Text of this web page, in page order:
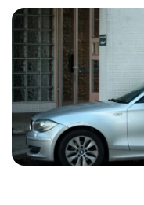
classica calandra a
prominente. I fari full
optional a seconda
untocco di
condizione. Nel
compatte e il design
modello accattivante
sportivo e distintivo.